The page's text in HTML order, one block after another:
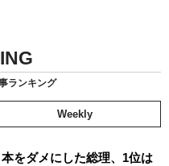
ランキング
Weekly
をダメにした総理、1位は